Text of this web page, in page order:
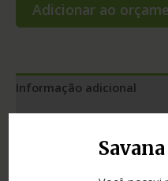
Adicionar ao
Informação adicional
Avaliações (0)
Envelhecimento
4